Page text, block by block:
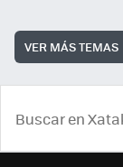
VER MÁS TEMAS